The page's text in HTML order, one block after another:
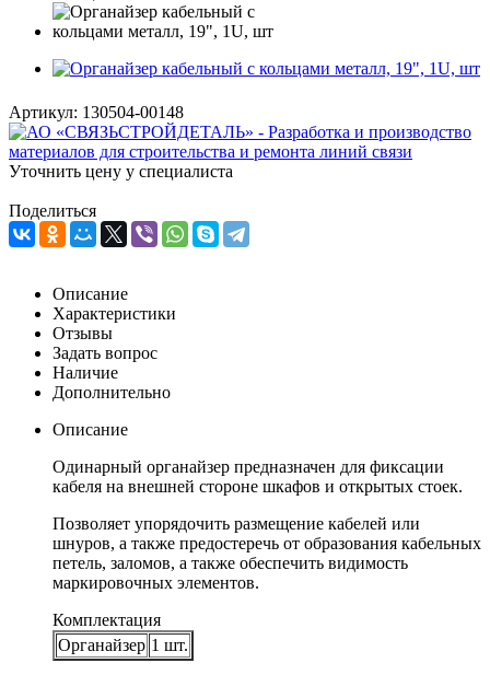
Артикул: 130504-00148
Уточнить цену у специалиста
Поделиться
Описание
Характеристики
Отзывы
Задать вопрос
Наличие
Дополнительно
Описание
Одинарный органайзер предназначен для фиксации
кабеля на внешней стороне шкафов и открытых стоек.
Позволяет упорядочить размещение кабелей или
шнуров, а также предостеречь от образования кабельных
петель, заломов, а также обеспечить видимость
маркировочных элементов.
Комплектация
Органайзер 1 шт.